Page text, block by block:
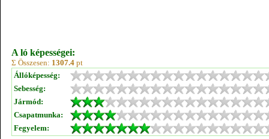
A ló képességei:
Σ Összesen: 1307.4 pt
Állóképesség:
Sebesség:
Jármód:
Csapatmunka:
Fegyelem: